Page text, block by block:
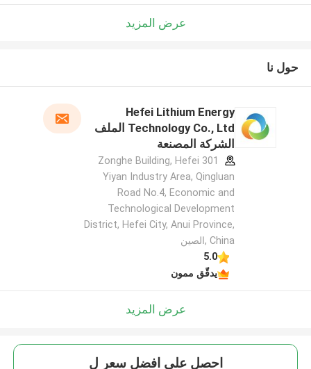
عرض المزيد
حول نا
Hefei Lithium Energy
Technology Co., Ltd الملف
الشركة المصنعة
301 Zonghe Building, Hefei
Yiyan Industry Area, Qingluan
Road No.4, Economic and
Technological Development
District, Hefei City, Anui Province,
China ,الصين
5.0
يدقّق ممون
عرض المزيد
احصل على افضل سعر ل